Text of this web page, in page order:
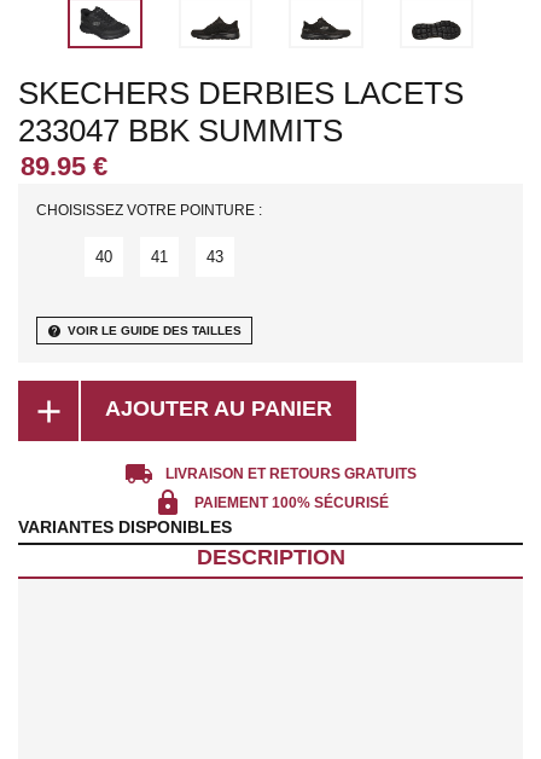
SKECHERS DERBIES LACETS
233047 BBK SUMMITS
CHOISISSEZ VOTRE POINTURE :
40 41 43
help VOIR LE GUIDE DES TAILLES
add AJOUTER AU PANIER
local_shipping LIVRAISON ET RETOURS GRATUITS
lock PAIEMENT 100% SÉCURISÉ
VARIANTES DISPONIBLES
DESCRIPTION